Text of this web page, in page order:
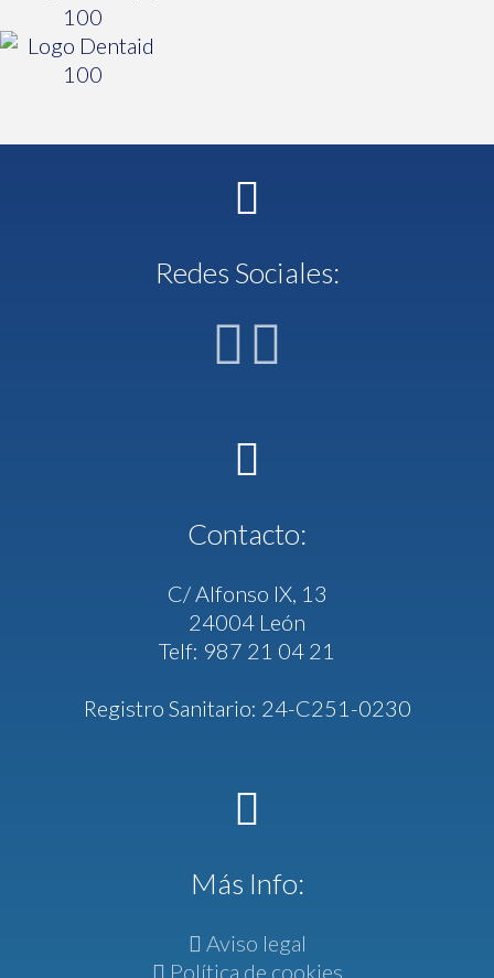
Redes Sociales:
Contacto:
C/ Alfonso IX, 13
24004 León
Telf: 987 21 04 21
Registro Sanitario: 24-C251-0230
Más Info:
Aviso legal
Política de cookies